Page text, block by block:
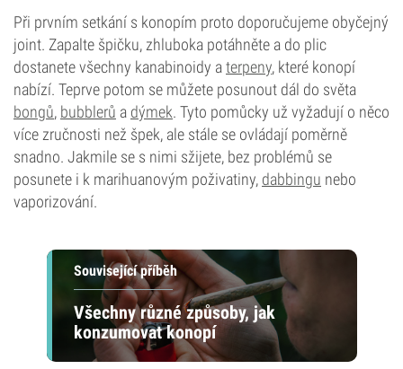
Při prvním setkání s konopím proto doporučujeme obyčejný
joint. Zapalte špičku, zhluboka potáhněte a do plic
dostanete všechny kanabinoidy aterpeny, které konopí
nabízí. Teprve potom se můžete posunout dál do světa
bongů, bubblerů a dýmek. Tyto pomůcky už vyžadují o něco
více zručnosti než špek, ale stále se ovládají poměrně
snadno. Jakmile se s nimi sžijete, bez problémů se
posunete i k marihuanovým poživatiny, dabbingu nebo
vaporizování.
Související příběh
Všechny různé způsoby, jak
konzumovat konopí